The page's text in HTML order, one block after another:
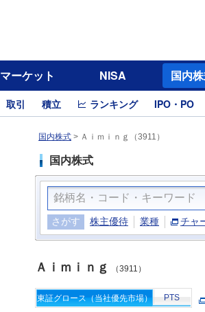
マーケット NISA 国内
取引 積立 ランキング IPO・PO
国内株式 > Ａｉｍｉｎｇ（3911）
国内株式
さがす 株主優待 業種 チャ
Ａｉｍｉｎｇ （3911）
東証グロース（当社優先市場） PTS